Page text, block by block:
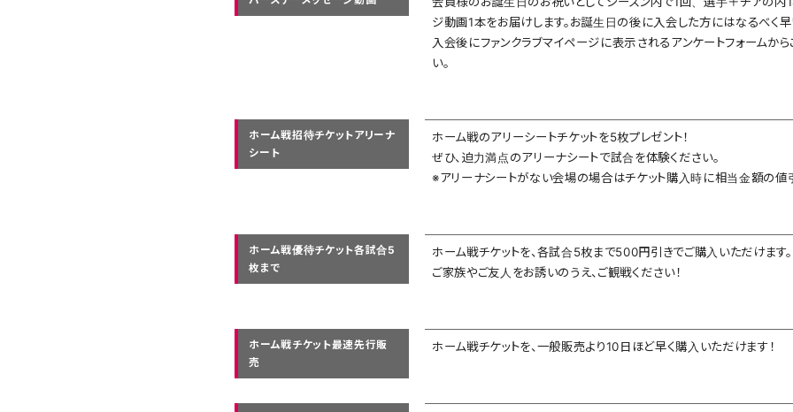
ジ動画1本をお届けします。お誕生日の後に入会した方にはなるべく早
入会後にファンクラブマイページに表示されるアンケートフォームか
い。
ホーム戦招待チケットアリーナ
シート
ホーム戦のアリーシートチケットを5枚プレゼント！
ぜひ、迫力満点のアリーナシートで試合を体験ください。
※アリーナシートがない会場の場合はチケット購入時に相当金額の値
ホーム戦優待チケット各試合5
枚まで
ホーム戦チケットを、各試合5枚まで500円引きでご購入いただけます。
ご家族やご友人をお誘いのうえ、ご観戦ください！
ホーム戦チケット最速先行販
売
ホーム戦チケットを、一般販売より10日ほど早く購入いただけます！